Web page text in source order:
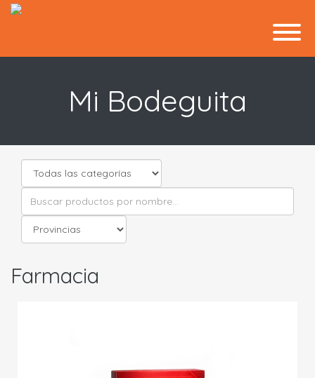
Mi Bodeguita
Farmacia